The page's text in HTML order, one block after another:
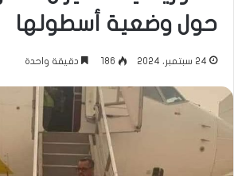
حول وضعية أسطولها
24 سبتمبر، 2024 186 دقيقة واحدة